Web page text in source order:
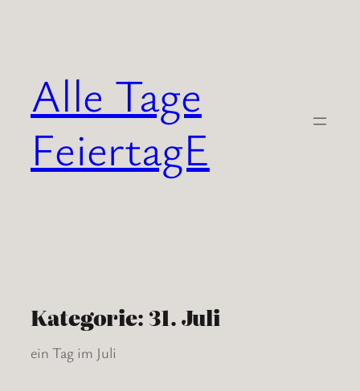
Alle Tage
FeiertagE
Kategorie: 31. Juli
ein Tag im Juli